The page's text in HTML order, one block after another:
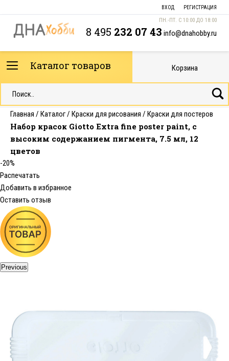
ВХОД РЕГИСТРАЦИЯ
ПН.-ПТ. С 10:00 ДО 18:00
8 495 232 07 43 info@dnahobby.ru
Каталог товаров Корзина
Главная / Каталог/ Краски для рисования / Краски для постеров
Набор красок Giotto Extra fine poster paint, с
высоким содержанием пигмента, 7.5 мл, 12
цветов
-20%
Распечатать
Добавить в избранное
Оставить отзыв
Previous